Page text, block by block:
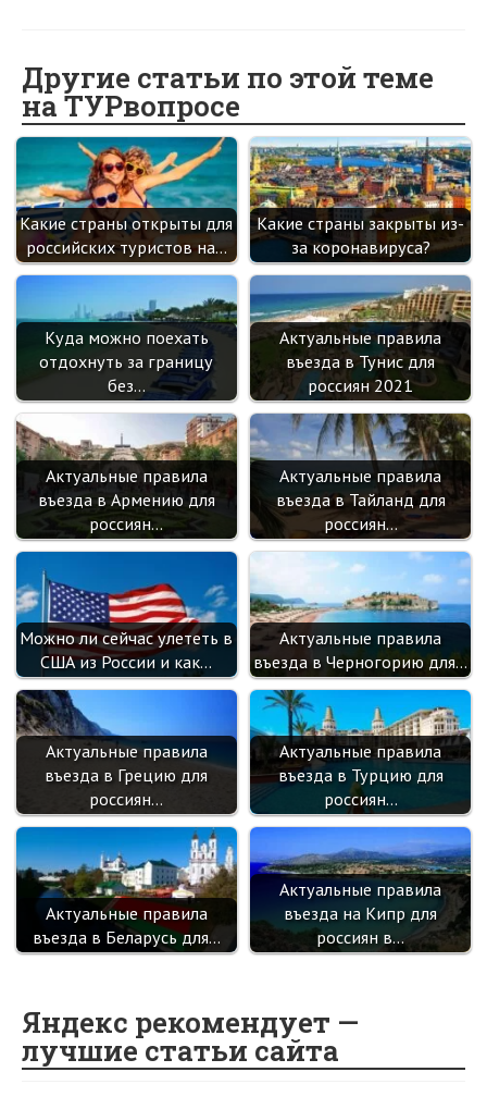
o
o
k
o
kl
as
sn
ik
i
er dI
n
es
t
a
m
Другие статьи по этой теме
на ТУРвопросе
Какие страны открыты для
российских туристов на…
Какие страны закрыты из-
за коронавируса?
Куда можно поехать
отдохнуть за границу
без…
Актуальные правила
въезда в Тунис для
россиян 2021
Актуальные правила
въезда в Армению для
россиян…
Актуальные правила
въезда в Тайланд для
россиян…
Можно ли сейчас улететь в
США из России и как…
Актуальные правила
въезда в Черногорию для…
Актуальные правила
въезда в Грецию для
россиян…
Актуальные правила
въезда в Турцию для
россиян…
Актуальные правила
въезда в Беларусь для…
Актуальные правила
въезда на Кипр для
россиян в…
Яндекс рекомендует —
лучшие статьи сайта